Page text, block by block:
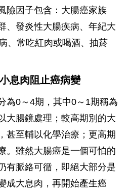
險因子包含：大腸癌家族
、發炎性大腸疾病、年紀大
、常吃紅肉或喝酒、抽菸
息肉阻止癌病變
為0～4期，其中0～1期稱為
大腸鏡處理；較高期別的大
甚至輔以化學治療；更高期
。雖然大腸癌是一個可怕的
有脈絡可循，即絕大部分是
成大息肉，再開始產生癌